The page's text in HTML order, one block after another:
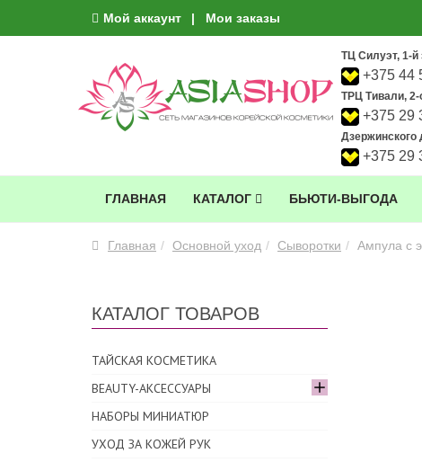
Мой аккаунт Мои заказы
ТЦ Силуэт, 1-й
+375 44
ТРЦ Тивали, 2-
+375 29
Дзержинского
+375 29
ГЛАВНАЯ КАТАЛОГ БЬЮТИ-ВЫГОДА
Главная Основной уход Сыворотки Ампула с
КАТАЛОГ ТОВАРОВ
ТАЙСКАЯ КОСМЕТИКА
BEAUTY-АКСЕССУАРЫ
НАБОРЫ МИНИАТЮР
УХОД ЗА КОЖЕЙ РУК